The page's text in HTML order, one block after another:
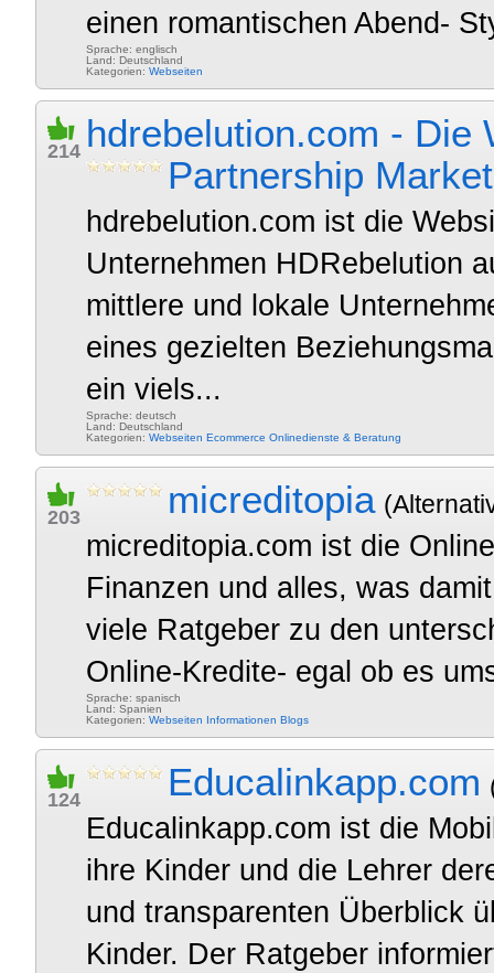
einen romantischen Abend-
Sprache: englisch
Land: Deutschland
Kategorien: Webseiten
214 hdrebelution.com - Die
Partnership
hdrebelution.com ist die
Unternehmen HDRebelution
mittlere und lokale
eines gezielten
ein viels...
Sprache: deutsch
Land: Deutschland
Kategorien: Webseiten Ecommerce Onlinedienste & Beratung
203 micreditopia
micreditopia.com ist die
Finanzen und alles, was
viele Ratgeber zu den
Online-Kredite- egal ob es
Sprache: spanisch
Land: Spanien
Kategorien: Webseiten Informationen Blogs
124 Educalinkapp.com
Educalinkapp.com ist die
ihre Kinder und die Lehrer
und transparenten Überblick
Kinder. Der Ratgeber